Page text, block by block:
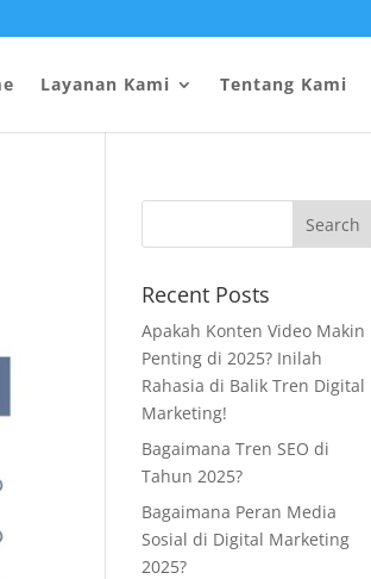
Layanan Kami Tentang Kami
Recent Posts
Apakah Konten Video Makin
Penting di 2025? Inilah
Rahasia di Balik Tren Digital
Marketing!
Bagaimana Tren SEO di
Tahun 2025?
Bagaimana Peran Media
Sosial di Digital Marketing
2025?